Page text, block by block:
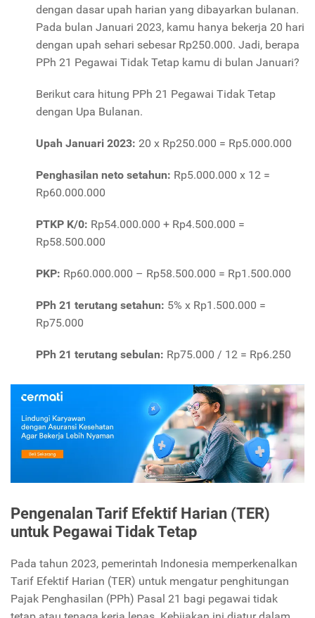
dengan dasar upah harian yang dibayarkan bulanan.
Pada bulan Januari 2023, kamu hanya bekerja 20 hari
dengan upah sehari sebesar Rp250.000. Jadi, berapa
PPh 21 Pegawai Tidak Tetap kamu di bulan Januari?
Berikut cara hitung PPh 21 Pegawai Tidak Tetap
dengan Upa Bulanan.
Upah Januari 2023: 20 x Rp250.000 = Rp5.000.000
Penghasilan neto setahun: Rp5.000.000 x 12 =
Rp60.000.000
PTKP K/0: Rp54.000.000 + Rp4.500.000 =
Rp58.500.000
PKP: Rp60.000.000 – Rp58.500.000 = Rp1.500.000
PPh 21 terutang setahun: 5% x Rp1.500.000 =
Rp75.000
PPh 21 terutang sebulan: Rp75.000 / 12 = Rp6.250
Pengenalan Tarif Efektif Harian (TER)
untuk Pegawai Tidak Tetap
Pada tahun 2023, pemerintah Indonesia memperkenalkan
Tarif Efektif Harian (TER) untuk mengatur penghitungan
Pajak Penghasilan (PPh) Pasal 21 bagi pegawai tidak